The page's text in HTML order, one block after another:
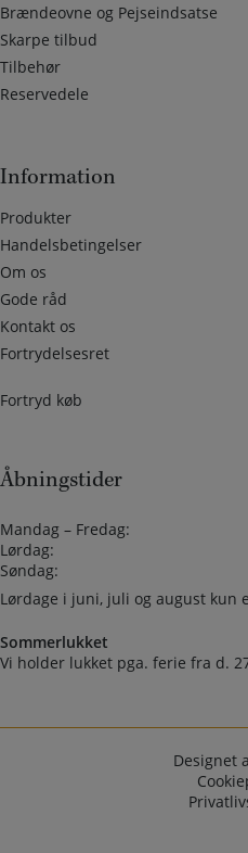
Brændeovne og Pejseindsatse
Skarpe tilbud
Tilbehør
Reservedele
Information
Produkter
Handelsbetingelser
Om os
Gode råd
Kontakt os
Fortrydelsesret
Fortryd køb
Åbningstider
Mandag – Fredag:
Lørdag:
Søndag:
Lørdage i juni, juli og august kun
Sommerlukket
Vi holder lukket pga. ferie fra d.
Designet